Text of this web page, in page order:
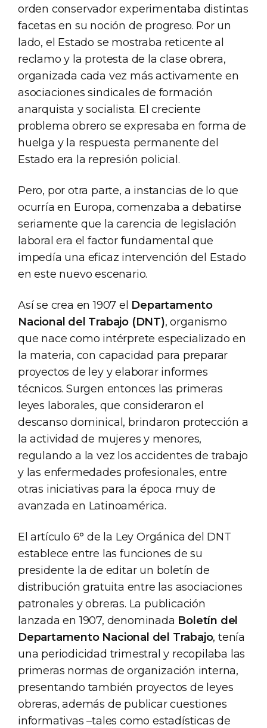
orden conservador experimentaba distintas
facetas en su noción de progreso. Por un
lado, el Estado se mostraba reticente al
reclamo y la protesta de la clase obrera,
organizada cada vez más activamente en
asociaciones sindicales de formación
anarquista y socialista. El creciente
problema obrero se expresaba en forma de
huelga y la respuesta permanente del
Estado era la represión policial.
Pero, por otra parte, a instancias de lo que
ocurría en Europa, comenzaba a debatirse
seriamente que la carencia de legislación
laboral era el factor fundamental que
impedía una eficaz intervención del Estado
en este nuevo escenario.
Así se crea en 1907 el Departamento
Nacional del Trabajo (DNT), organismo
que nace como intérprete especializado en
la materia, con capacidad para preparar
proyectos de ley y elaborar informes
técnicos. Surgen entonces las primeras
leyes laborales, que consideraron el
descanso dominical, brindaron protección a
la actividad de mujeres y menores,
regulando a la vez los accidentes de trabajo
y las enfermedades profesionales, entre
otras iniciativas para la época muy de
avanzada en Latinoamérica.
El artículo 6° de la Ley Orgánica del DNT
establece entre las funciones de su
presidente la de editar un boletín de
distribución gratuita entre las asociaciones
patronales y obreras. La publicación
lanzada en 1907, denominada Boletín del
Departamento Nacional del Trabajo, tenía
una periodicidad trimestral y recopilaba las
primeras normas de organización interna,
presentando también proyectos de leyes
obreras, además de publicar cuestiones
informativas –tales como estadísticas de